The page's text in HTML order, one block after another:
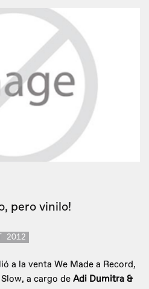
pero vinilo!
2012
a la venta We Made a Record,
a cargo de Adi Dumitra &